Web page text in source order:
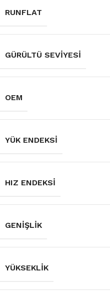
RUNFLAT
GÜRÜLTÜ SEVIYESI
OEM
YÜK ENDEKSI
HIZ ENDEKSI
GENIŞLIK
YÜKSEKLIK